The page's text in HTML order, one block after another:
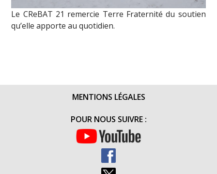
Le CReBAT 21 remercie Terre Fraternité du soutien
qu’elle apporte au quotidien.
MENTIONS LÉGALES
POUR NOUS SUIVRE :